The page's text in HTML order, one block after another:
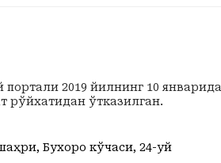
2019 йилнинг 10 январида
рўйхатидан ўтказилган.
Бухоро кўчаси, 24-уй